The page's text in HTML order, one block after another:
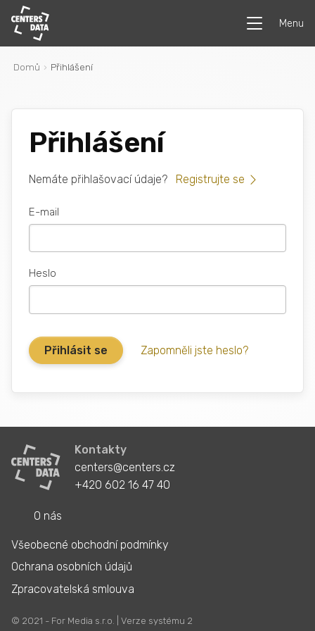
Menu
Domů Přihlášení
Přihlášení
Nemáte přihlašovací údaje? Registrujte se
E-mail
Heslo
Zapomněli jste heslo?
Kontakty
centers@centers.cz
+420 602 16 47 40
O nás
Všeobecné obchodní podmínky
Ochrana osobních údajů
Zpracovatelská smlouva
© 2021 - For Media s.r.o. | Verze systému 2